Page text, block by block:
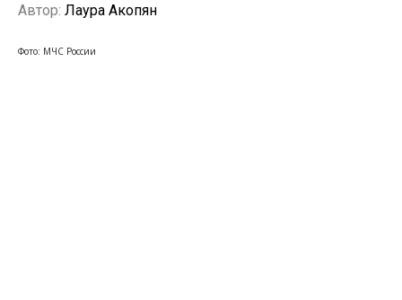
Автор: Лаура Акопян
Фото: МЧС России